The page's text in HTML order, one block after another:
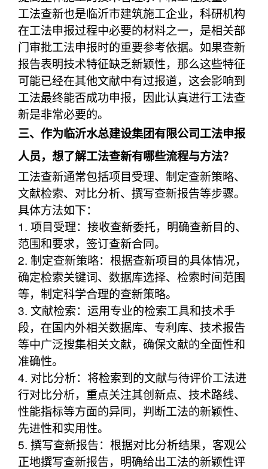
工法查新也是临沂市建筑施工企业，科研机构
在工法申报过程中必要的材料之一，是相关部
门审批工法申报时的重要参考依据。如果查新
报告表明技术特征缺乏新颖性，那么这些特征
可能已经在其他文献中有过报道，这会影响到
工法最终能否成功申报，因此认真进行工法查
新是非常必要的。
三、作为临沂水总建设集团有限公司工法申报
人员，想了解工法查新有哪些流程与方法？
工法查新通常包括项目受理、制定查新策略、
文献检索、对比分析、撰写查新报告等步骤。
具体方法如下：
1. 项目受理：接收查新委托，明确查新目的、
范围和要求，签订查新合同。
2. 制定查新策略：根据查新项目的具体情况，
确定检索关键词、数据库选择、检索时间范围
等，制定科学合理的查新策略。
3. 文献检索：运用专业的检索工具和技术手
段，在国内外相关数据库、专利库、技术报告
等中广泛搜集相关文献，确保文献的全面性和
准确性。
4. 对比分析：将检索到的文献与待评价工法进
行对比分析，重点关注其创新点、技术路线、
性能指标等方面的异同，判断工法的新颖性、
先进性和实用性。
5. 撰写查新报告：根据对比分析结果，客观公
正地撰写查新报告，明确给出工法的新颖性评